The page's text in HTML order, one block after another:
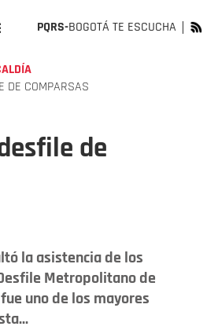
PQRS-BOGOTÁ TE ESCUCHA
DE COMPARSAS
de
la asistencia de los
Metropolitano de
uno de los mayores